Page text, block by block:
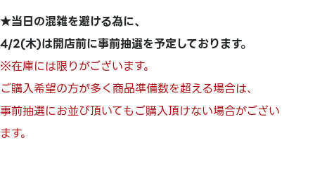
★当日の混雑を避ける為に、
4/2(木)は開店前に事前抽選を予定しております。
※在庫には限りがございます。
ご購入希望の方が多く商品準備数を超える場合は、
事前抽選にお並び頂いてもご購入頂けない場合がござい
ます。